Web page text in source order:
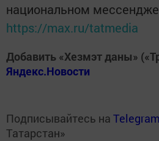
национальном
https://max.ru/tatmedia
Добавить «Хезмэт даны»
Яндекс.Новости
Подписывайтесь на
Татарстан»